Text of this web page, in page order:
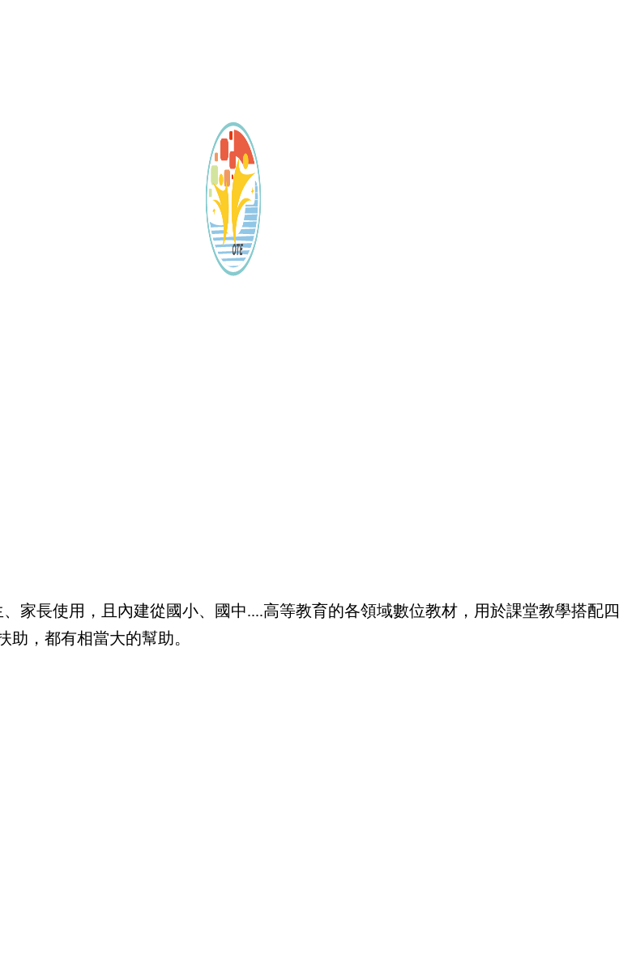
家長使用，且內建從國小、國中....高等教育的各領域數位教材，用於課堂教學搭配四
，都有相當大的幫助。